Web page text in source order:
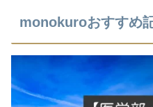
monokuroおすすめ